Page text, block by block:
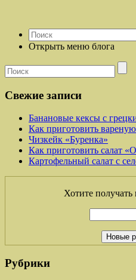
Открыть меню блога
Свежие записи
Банановые кексы с
Как приготовить
Чизкейк «Буренка»
Как приготовить салат
Картофельный салат с
Хотите
Рубрики